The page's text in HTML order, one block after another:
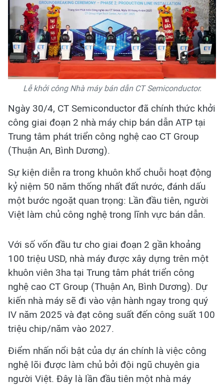
Lễ khởi công Nhà máy bán dẫn CT Semiconductor.
Ngày 30/4, CT Semiconductor đã chính thức khởi
công giai đoạn 2 nhà máy chip bán dẫn ATP tại
Trung tâm phát triển công nghệ cao CT Group
(Thuận An, Bình Dương).
Sự kiện diễn ra trong khuôn khổ chuỗi hoạt động
kỷ niệm 50 năm thống nhất đất nước, đánh dấu
một bước ngoặt quan trọng: Lần đầu tiên, người
Việt làm chủ công nghệ trong lĩnh vực bán dẫn.
Với số vốn đầu tư cho giai đoạn 2 gần khoảng
100 triệu USD, nhà máy được xây dựng trên một
khuôn viên 3ha tại Trung tâm phát triển công
nghệ cao CT Group (Thuận An, Bình Dương). Dự
kiến nhà máy sẽ đi vào vận hành ngay trong quý
IV năm 2025 và đạt công suất đến công suất 100
triệu chip/năm vào 2027.
Điểm nhấn nổi bật của dự án chính là việc công
nghệ lõi được làm chủ bởi đội ngũ chuyên gia
người Việt. Đây là lần đầu tiên một nhà máy